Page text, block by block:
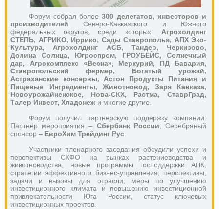
Форум собрал более 300 делегатов, инвесторов и
производителей Северо-Кавказского и Южного
федеральных округов, среди которых: Агрохолдинг
СТЕПЬ, АГРИКО, Иррико, Сады Ставрополья, АПХ Эко-
Культура, Агрохолдинг АСБ, Тандер, Черкизово,
Долина Солнца, Югроспром, ГРОУБЕЙС, Солнечный
дар, Агрокомплекс «Весна», Меркурий, ПД Бавария,
Ставропольский фермер, Богатый урожай,
Астраханские консервы, Астон Продукты Питания и
Пищевые Ингредиенты, Животновод, Заря Кавказа,
Новоурожайненское, Нова-СКХ, Растма, СтаврГрад,
Талер Инвест, Хладонеж и многие другие.
Форум получил партнёрскую поддержку компаний:
Партнёр мероприятия – Сбербанк России; Серебряный
спонсор – ЕвроХим Трейдинг Рус
Участники пленарного заседания обсудили успехи и
перспективы СКФО на рынках растениеводства и
животноводства, новые программы господдержки АПК,
стратегии эффективного бизнес-управления, перспективы,
задачи и вызовы для отрасли, меры по улучшению
инвестиционного климата и повышению инвестиционной
привлекательности Юга России, статус ключевых
инвестиционных проектов.